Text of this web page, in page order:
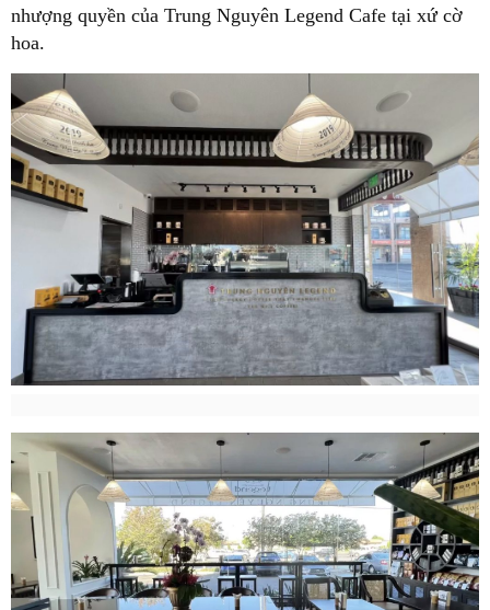
nhượng quyền của Trung Nguyên Legend Cafe tại xứ cờ
hoa.